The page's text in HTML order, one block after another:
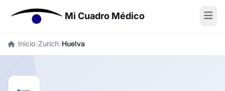
Mi Cuadro Médico
Inicio Zurich Huelva